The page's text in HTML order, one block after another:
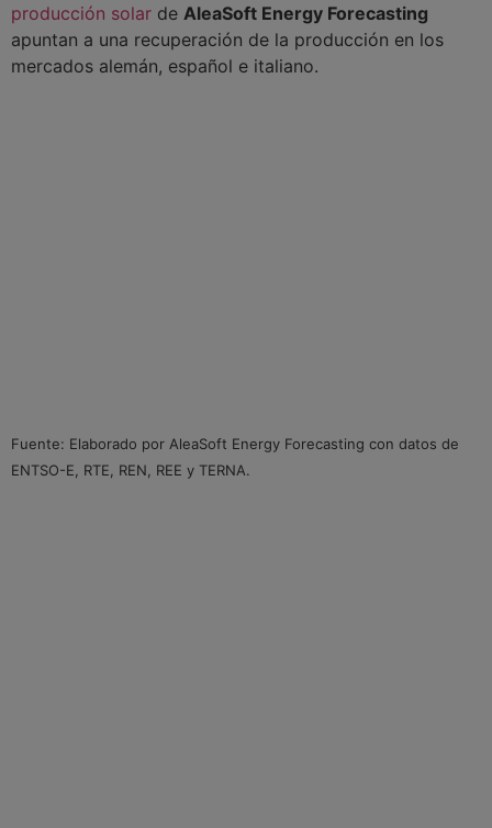
producción solar de AleaSoft Energy Forecasting
apuntan a una recuperación de la producción en los
mercados alemán, español e italiano.
Fuente: Elaborado por AleaSoft Energy Forecasting con datos de
ENTSO-E, RTE, REN, REE y TERNA.